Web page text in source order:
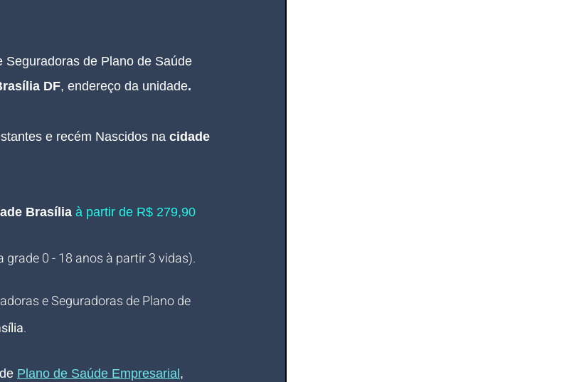
Seguradoras de Plano de Saúde
DF, endereço da unidade.
e recém Nascidos na cidade
Brasília à partir de R$ 279,90
0 - 18 anos à partir 3 vidas).
e Seguradoras de Plano de
.
Plano de Saúde Empresarial ,